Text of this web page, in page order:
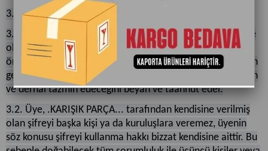
3. Tarafların Hak ve Yükümlülükleri
3.1. Üye, www.KARIŞIK PARÇA...com internet sitesine üye
olurken verdiği kişisel ve diğer sair bilgilerin kanunlar
önünde doğru olduğunu, .KARIŞIK PARÇA...'nın bu bilgilerin
gerçeğe aykırılığı nedeniyle uğrayacağı tüm zararları aynen
ve derhal tazmin edeceğini beyan ve taahhüt eder.
3.2. Üye, .KARIŞIK PARÇA... tarafından kendisine verilmiş
olan şifreyi başka kişi ya da kuruluşlara veremez, üyenin
söz konusu şifreyi kullanma hakkı bizzat kendisine aittir. Bu